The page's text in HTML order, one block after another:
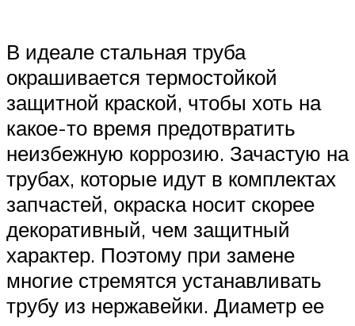
В идеале стальная труба
окрашивается термостойкой
защитной краской, чтобы хоть на
какое-то время предотвратить
неизбежную коррозию. Зачастую на
трубах, которые идут в комплектах
запчастей, окраска носит скорее
декоративный, чем защитный
характер. Поэтому при замене
многие стремятся устанавливать
трубу из нержавейки. Диаметр ее